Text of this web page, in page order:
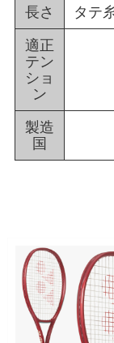
長さ タテ
適正
テン
ショ
ン
製造
国